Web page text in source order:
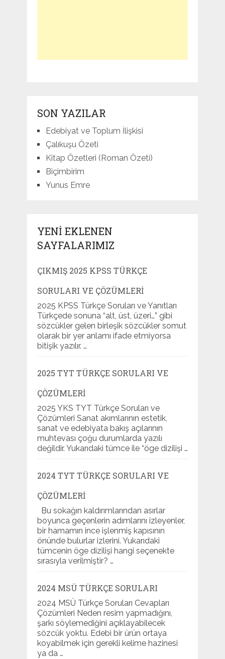
SON YAZILAR
Edebiyat ve Toplum İlişkisi
Çalıkuşu Özeti
Kitap Özetleri (Roman Özeti)
Biçimbirim
Yunus Emre
YENI EKLENEN
SAYFALARIMIZ
ÇIKMIŞ 2025 KPSS TÜRKÇE
SORULARI VE ÇÖZÜMLERI
2025 KPSS Türkçe Soruları ve Yanıtları
Türkçede sonuna “alt, üst, üzeri…” gibi
sözcükler gelen birleşik sözcükler somut
olarak bir yer anlamı ifade etmiyorsa
bitişik yazılır. …
2025 TYT TÜRKÇE SORULARI VE
ÇÖZÜMLERI
2025 YKS TYT Türkçe Soruları ve
Çözümleri Sanat akımlarının estetik,
sanat ve edebiyata bakış açılarının
muhtevası çoğu durumlarda yazılı
değildir. Yukarıdaki tümce ile “öge dizilişi …
2024 TYT TÜRKÇE SORULARI VE
ÇÖZÜMLERI
Bu sokağın kaldırımlarından asırlar
boyunca geçenlerin adımlarını izleyenler,
bir hamamın ince işlenmiş kapısının
önünde bulurlar izlerini. Yukarıdaki
tümcenin öge dizilişi hangi seçenekte
sırasıyla verilmiştir? …
2024 MSÜ TÜRKÇE SORULARI
2024 MSÜ Türkçe Soruları Cevapları
Çözümleri Neden resim yapmadığını,
şarkı söylemediğini açıklayabilecek
sözcük yoktu. Edebi bir ürün ortaya
koyabilmek için gerekli kelime hazinesi
ya da …